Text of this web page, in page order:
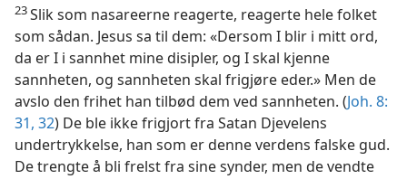
23Slik som nasareerne reagerte, reagerte hele folket
som sådan. Jesus sa til dem: «Dersom I blir i mitt ord,
da er I i sannhet mine disipler, og I skal kjenne
sannheten, og sannheten skal frigjøre eder.» Men de
avslo den frihet han tilbød dem ved sannheten. (Joh. 8:
31, 32) De ble ikke frigjort fra Satan Djevelens
undertrykkelse, han som er denne verdens falske gud.
De trengte å bli frelst fra sine synder, men de vendte